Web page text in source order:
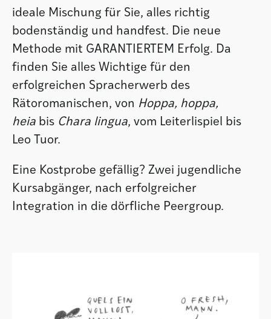
ideale Mischung für Sie, alles richtig
bodenständig und handfest. Die neue
Methode mit GARANTIERTEM Erfolg. Da
finden Sie alles Wichtige für den
erfolgreichen Spracherwerb des
Rätoromanischen, von Hoppa, hoppa,
heia bis Chara lingua, vom Leiterlispiel bis
Leo Tuor.
Eine Kostprobe gefällig? Zwei jugendliche
Kursabgänger, nach erfolgreicher
Integration in die dörfliche Peergroup.